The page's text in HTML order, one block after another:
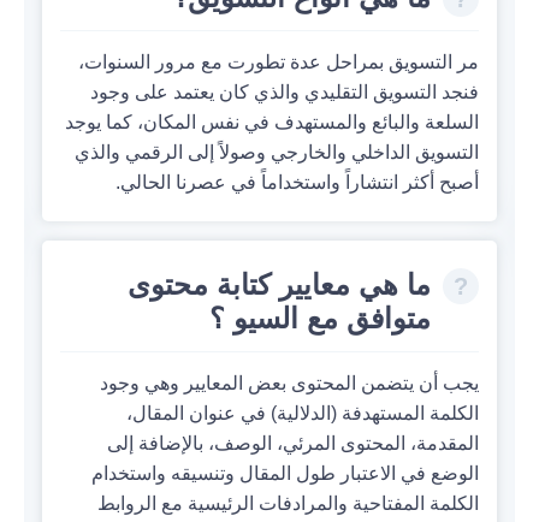
مر التسويق بمراحل عدة تطورت مع مرور السنوات،
فنجد التسويق التقليدي والذي كان يعتمد على وجود
السلعة والبائع والمستهدف في نفس المكان، كما يوجد
التسويق الداخلي والخارجي وصولاً إلى الرقمي والذي
أصبح أكثر انتشاراً واستخداماً في عصرنا الحالي.
ما هي معايير كتابة محتوى
متوافق مع السيو ؟
يجب أن يتضمن المحتوى بعض المعايير وهي وجود
الكلمة المستهدفة (الدلالية) في عنوان المقال،
المقدمة، المحتوى المرئي، الوصف، بالإضافة إلى
الوضع في الاعتبار طول المقال وتنسيقه واستخدام
الكلمة المفتاحية والمرادفات الرئيسية مع الروابط